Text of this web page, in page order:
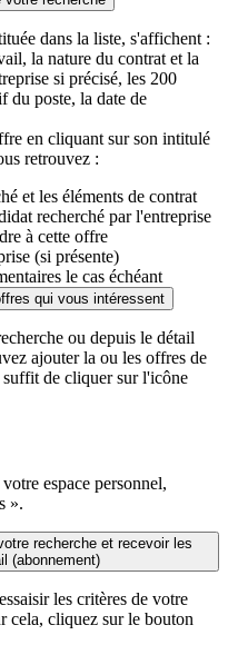
dans la liste, s'affichent :
la nature du contrat et la
si précisé, les 200
du poste, la date de
en cliquant sur son intitulé
retrouvez :
et les éléments de contrat
recherché par l'entreprise
à cette offre
(si présente)
le cas échéant
qui vous intéressent
ou depuis le détail
ajouter la ou les offres de
de cliquer sur l'icône
espace personnel,
».
recherche et recevoir les
(abonnement)
les critères de votre
cela, cliquez sur le bouton